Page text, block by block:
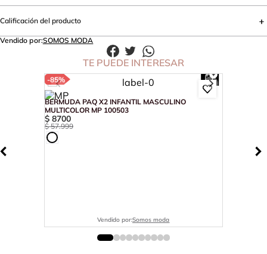
Calificación del producto
Vendido por:SOMOS MODA
TE PUEDE INTERESAR
-85%
BERMUDA PAQ X2 INFANTIL MASCULINO
MULTICOLOR MP 100503
$ 8700
$ 57.999
Vendido por:Somos moda